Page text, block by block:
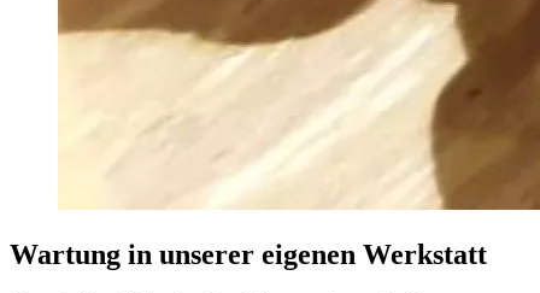
Wartung in unserer eigenen Werkstatt